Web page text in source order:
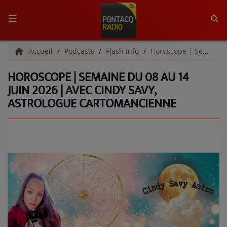
ACCUEIL
RADIO
QUI SOMMES-NOUS ?
L'ÉQUIPE
C'ÉTAIT QUOI CE TITRE ?
MÉDIAS
PODCASTS - SAISON 2026/2027
Accueil Podcasts Flash Info Horoscope | Semaine du 08 au 14 juin 2026 | Avec Cindy Savy, astrologue cartomancienne
HOROSCOPE | SEMAINE DU 08 AU 14
JUIN 2026 | AVEC CINDY SAVY,
ASTROLOGUE CARTOMANCIENNE